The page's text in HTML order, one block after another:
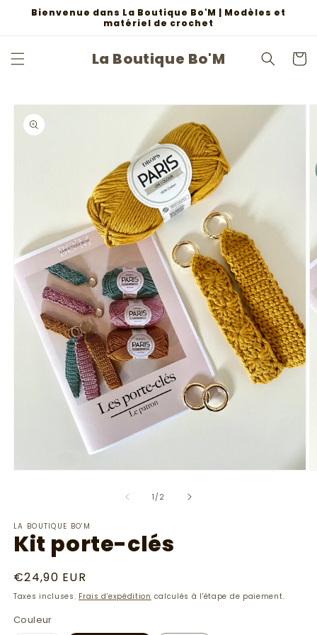
passer
Bienvenue dans La Boutique Bo'M | Modèles et
matériel de crochet
La Boutique Bo'M Panier
Passer aux
informations
produits
une
fenêtre
modale
1 /de2
LA BOUTIQUE BO'M
Kit porte-clés
Prix
habituel
€24,90 EUR
Taxes incluses. Frais d'expédition calculés à l'étape de paiement.
Couleur